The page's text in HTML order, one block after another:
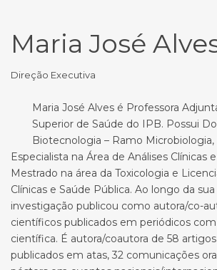
Maria José
Direção Executiva
Maria José Alves é Professora
Superior de Saúde do IPB. Possui
Biotecnologia – Ramo
Especialista na Área de Análises Clínicas
Mestrado na área da Toxicologia e
Clínicas e Saúde Pública. Ao longo da
investigação publicou como autora/co-
científicos publicados em periódicos
científica. É autora/coautora de 58
publicados em atas, 32 comunicações